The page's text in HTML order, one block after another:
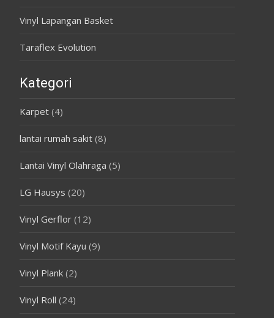
Vinyl Lapangan Basket
Taraflex Evolution
Kategori
Karpet (4)
lantai rumah sakit (8)
Lantai Vinyl Olahraga (5)
LG Hausys (20)
Vinyl Gerflor (12)
Vinyl Motif Kayu (9)
Vinyl Plank (2)
Vinyl Roll (24)